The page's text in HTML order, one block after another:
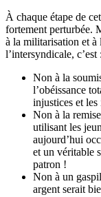
À chaque étape de
fortement perturbée.
à la militarisation et à
l’intersyndicale, c’est :
Non à la
l’obéissance
injustices et les
Non à la
utilisant les
aujourd’hui
et un véritable
patron !
Non à un
argent serait